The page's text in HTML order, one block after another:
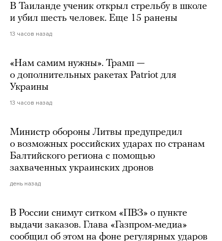
В Таиланде ученик открыл стрельбу в школе
и убил шесть человек. Еще 15 ранены
13 часов назад
«Нам самим нужны». Трамп —
о дополнительных ракетах Patriot для
Украины
13 часов назад
Министр обороны Литвы предупредил
о возможных российских ударах по странам
Балтийского региона с помощью
захваченных украинских дронов
день назад
В России снимут ситком «ПВЗ» о пункте
выдачи заказов. Глава «Газпром-медиа»
сообщил об этом на фоне регулярных ударов